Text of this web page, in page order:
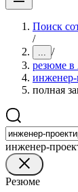
Поиск
/
... /
резюме в
полная
инженер-
Резюме